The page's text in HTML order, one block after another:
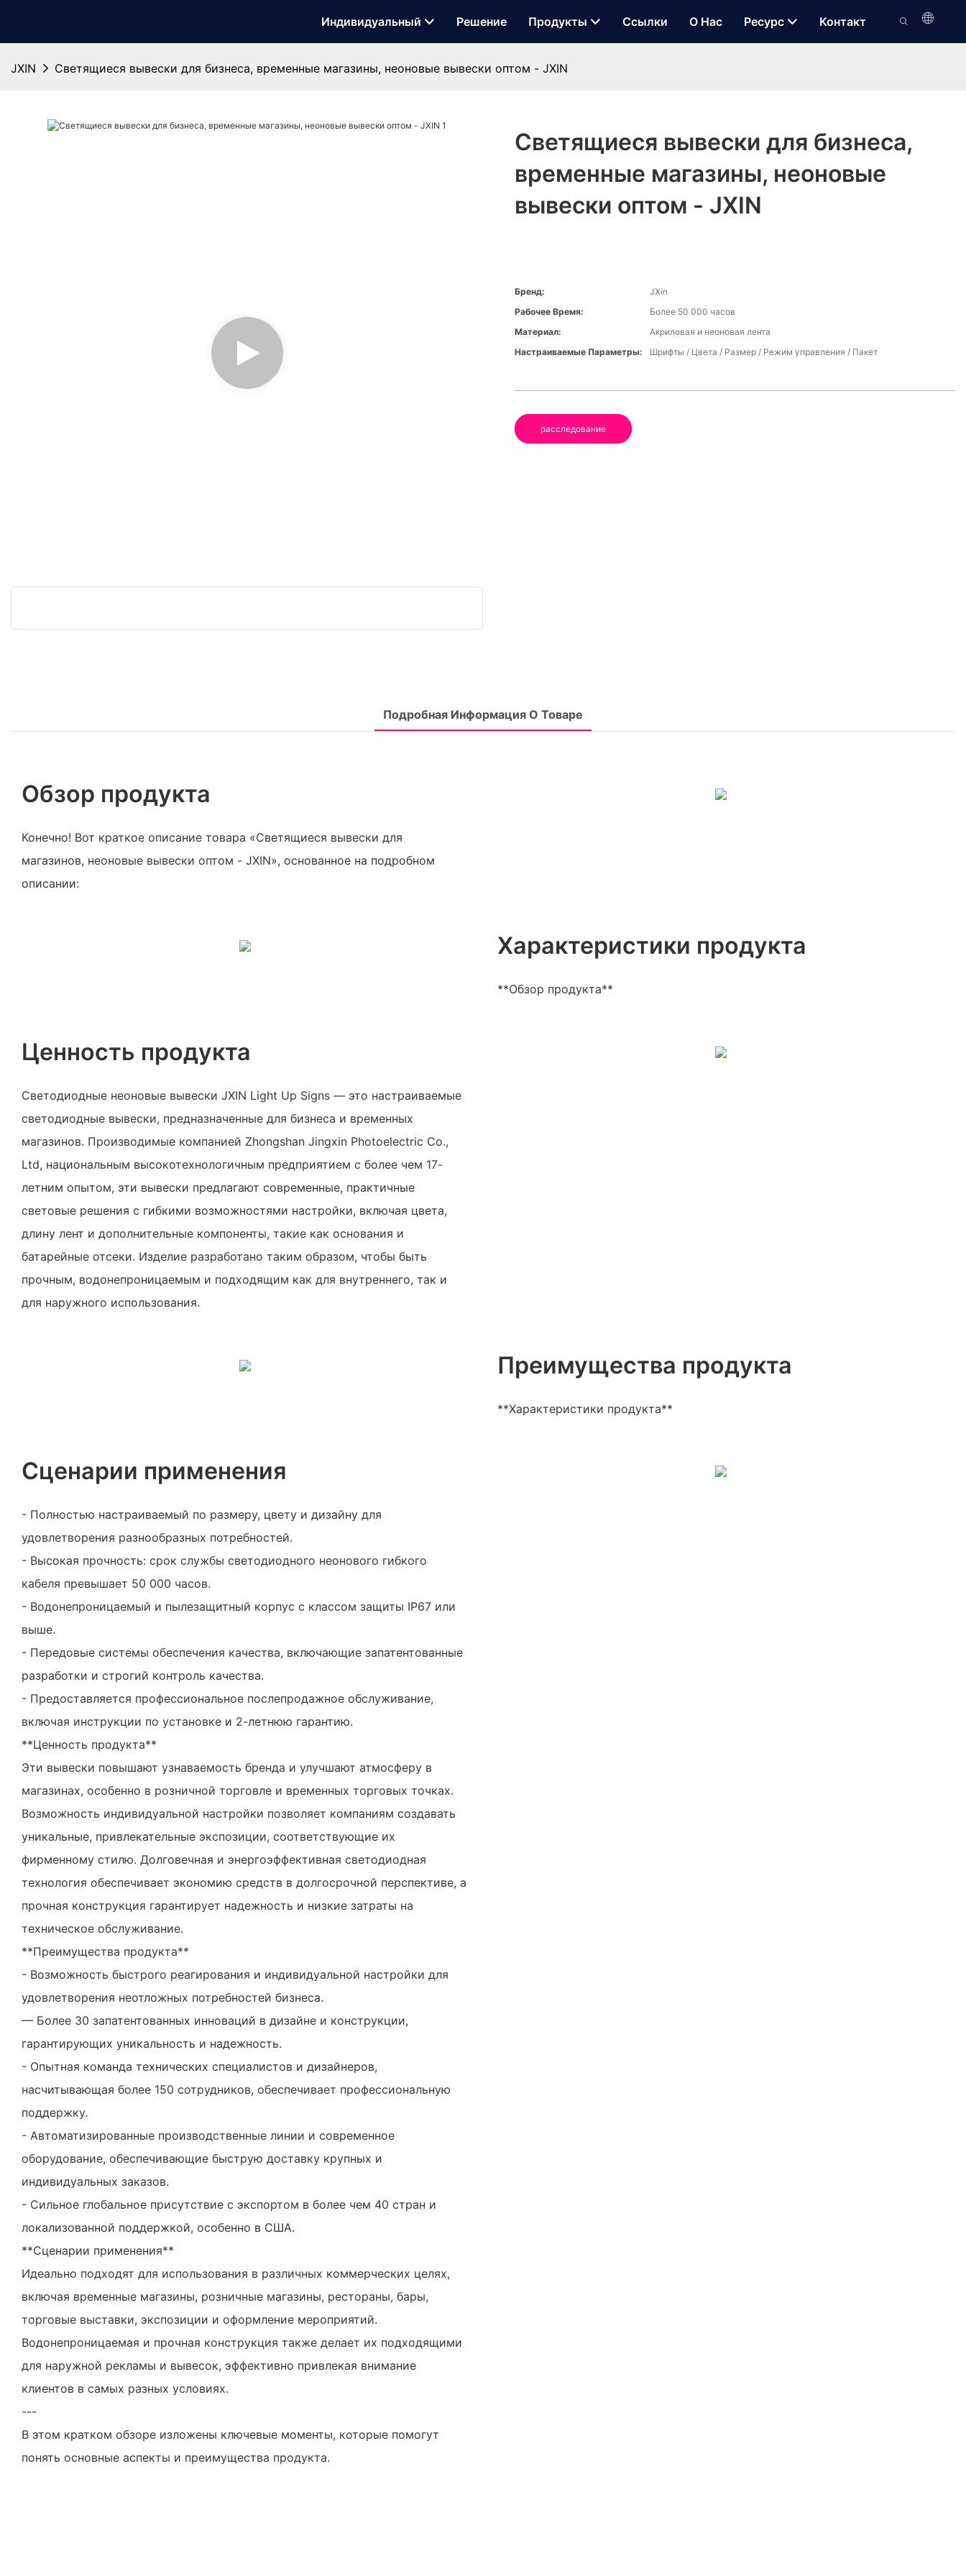
Индивидуальный Решение Продукты Ссылки О Нас Ресурс Контакт
JXIN Светящиеся вывески для бизнеса, временные магазины, неоновые вывески оптом - JXIN
Светящиеся вывески для бизнеса,
временные магазины, неоновые
вывески оптом - JXIN
Бренд:
JXin
Рабочее Время:
Более 50 000 часов
Материал:
Акриловая и неоновая лента
Настраиваемые Параметры:
Шрифты / Цвета / Размер / Режим управления / Пакет
расследование
Подробная Информация О Товаре
Обзор продукта
Конечно! Вот краткое описание товара «Светящиеся вывески для
магазинов, неоновые вывески оптом - JXIN», основанное на подробном
описании:
Характеристики продукта
**Обзор продукта**
Ценность продукта
Светодиодные неоновые вывески JXIN Light Up Signs — это настраиваемые
светодиодные вывески, предназначенные для бизнеса и временных
магазинов. Производимые компанией Zhongshan Jingxin Photoelectric Co.,
Ltd, национальным высокотехнологичным предприятием с более чем 17-
летним опытом, эти вывески предлагают современные, практичные
световые решения с гибкими возможностями настройки, включая цвета,
длину лент и дополнительные компоненты, такие как основания и
батарейные отсеки. Изделие разработано таким образом, чтобы быть
прочным, водонепроницаемым и подходящим как для внутреннего, так и
для наружного использования.
Преимущества продукта
**Характеристики продукта**
Сценарии применения
- Полностью настраиваемый по размеру, цвету и дизайну для
удовлетворения разнообразных потребностей.
- Высокая прочность: срок службы светодиодного неонового гибкого
кабеля превышает 50 000 часов.
- Водонепроницаемый и пылезащитный корпус с классом защиты IP67 или
выше.
- Передовые системы обеспечения качества, включающие запатентованные
разработки и строгий контроль качества.
- Предоставляется профессиональное послепродажное обслуживание,
включая инструкции по установке и 2-летнюю гарантию.
**Ценность продукта**
Эти вывески повышают узнаваемость бренда и улучшают атмосферу в
магазинах, особенно в розничной торговле и временных торговых точках.
Возможность индивидуальной настройки позволяет компаниям создавать
уникальные, привлекательные экспозиции, соответствующие их
фирменному стилю. Долговечная и энергоэффективная светодиодная
технология обеспечивает экономию средств в долгосрочной перспективе, а
прочная конструкция гарантирует надежность и низкие затраты на
техническое обслуживание.
**Преимущества продукта**
- Возможность быстрого реагирования и индивидуальной настройки для
удовлетворения неотложных потребностей бизнеса.
— Более 30 запатентованных инноваций в дизайне и конструкции,
гарантирующих уникальность и надежность.
- Опытная команда технических специалистов и дизайнеров,
насчитывающая более 150 сотрудников, обеспечивает профессиональную
поддержку.
- Автоматизированные производственные линии и современное
оборудование, обеспечивающие быструю доставку крупных и
индивидуальных заказов.
- Сильное глобальное присутствие с экспортом в более чем 40 стран и
локализованной поддержкой, особенно в США.
**Сценарии применения**
Идеально подходят для использования в различных коммерческих целях,
включая временные магазины, розничные магазины, рестораны, бары,
торговые выставки, экспозиции и оформление мероприятий.
Водонепроницаемая и прочная конструкция также делает их подходящими
для наружной рекламы и вывесок, эффективно привлекая внимание
клиентов в самых разных условиях.
---
В этом кратком обзоре изложены ключевые моменты, которые помогут
понять основные аспекты и преимущества продукта.